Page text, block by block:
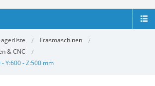
Frasmaschinen
& CNC
- Y:600 - Z:500 mm